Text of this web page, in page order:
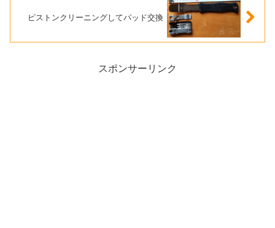
ピストンクリーニングしてパッド交換
スポンサーリンク